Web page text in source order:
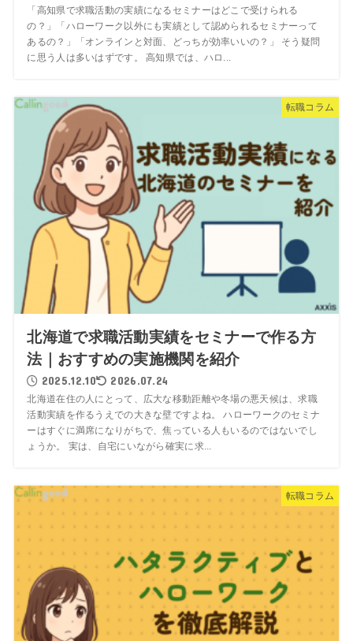
「高知県で求職活動の実績になるセミナーはどこで受けられる
の？」「ハローワーク以外にも実績として認められるセミナーって
あるの？」「オンラインと対面、どっちが効率いいの？」 そう疑問
に思う人は多いはずです。 高知県では、ハロ...
転職コラム
北海道で求職活動実績をセミナーで作る方
法｜おすすめの実施機関を紹介
2025.12.10 2026.07.24
北海道在住の人にとって、広大な移動距離や冬場の悪天候は、求職
活動実績を作るうえでの大きな壁ですよね。 ハローワークのセミナ
ーはすぐに満席になりがちで、焦っている人もいるのではないでし
ょうか。 実は、自宅にいながら確実に求...
転職コラム